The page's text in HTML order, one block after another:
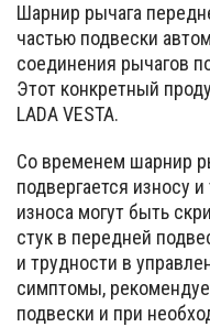
Шарнир рычага
частью подвески
соединения рычагов
Этот конкретный
LADA VESTA.
Со временем шарнир
подвергается износу
износа могут быть
стук в передней
и трудности в
симптомы,
подвески и при